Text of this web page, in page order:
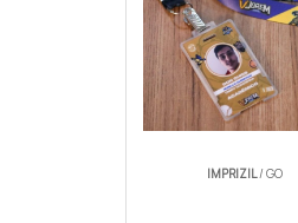
IMPRIZIL/ GO